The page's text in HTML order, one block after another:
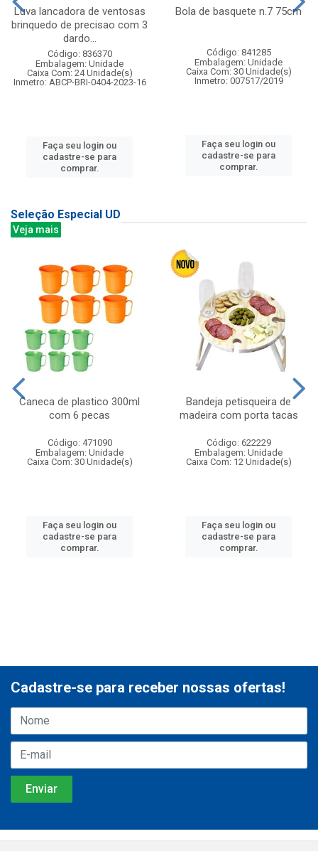
Luva lancadora de ventosas
brinquedo de precisao com 3
dardo...
Código: 836370
Embalagem: Unidade
Caixa Com: 24 Unidade(s)
Inmetro: ABCP-BRI-0404-2023-16
Faça seu login ou
cadastre-se para
comprar.
Bola de basquete n.7 75cm
Código: 841285
Embalagem: Unidade
Caixa Com: 30 Unidade(s)
Inmetro: 007517/2019
Faça seu login ou
cadastre-se para
comprar.
Seleção Especial UD
Veja mais
Caneca de plastico 300ml
com 6 pecas
Código: 471090
Embalagem: Unidade
Caixa Com: 30 Unidade(s)
Faça seu login ou
cadastre-se para
comprar.
Bandeja petisqueira de
madeira com porta tacas
Código: 622229
Embalagem: Unidade
Caixa Com: 12 Unidade(s)
Faça seu login ou
cadastre-se para
comprar.
Cadastre-se para receber nossas ofertas!